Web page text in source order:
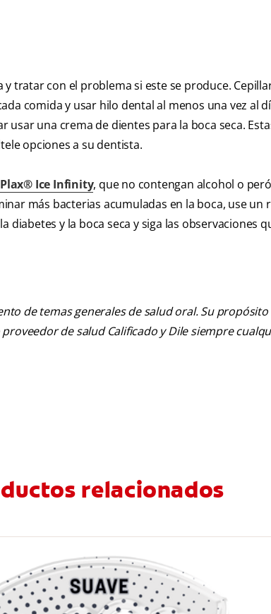
tratar con el problema si este se produce.
comida y usar hilo dental al menos una vez al
una crema de dientes para la boca seca.
opciones a su dentista.
Ice Infinity, que no contengan alcohol o
más bacterias acumuladas en la boca, use un
y la boca seca y siga las observaciones
de temas generales de salud oral. Su
de salud Calificado y Dile siempre
relacionados